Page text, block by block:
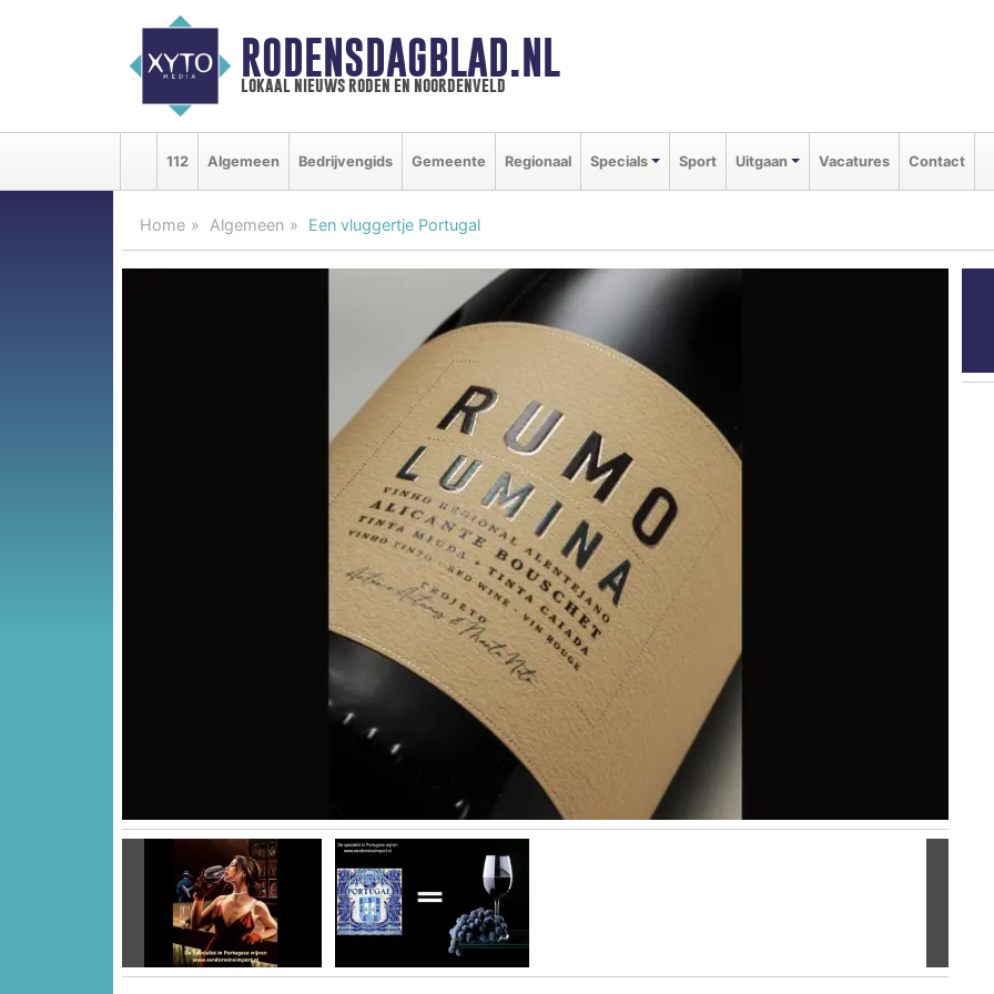
RODENSDAGBLAD.NL
lokaal nieuws roden en noordenveld
112 Algemeen Bedrijvengids Gemeente Regionaal Specials Sport Uitgaan Vacatures Contact
Home Algemeen Een vluggertje Portugal
Vorige